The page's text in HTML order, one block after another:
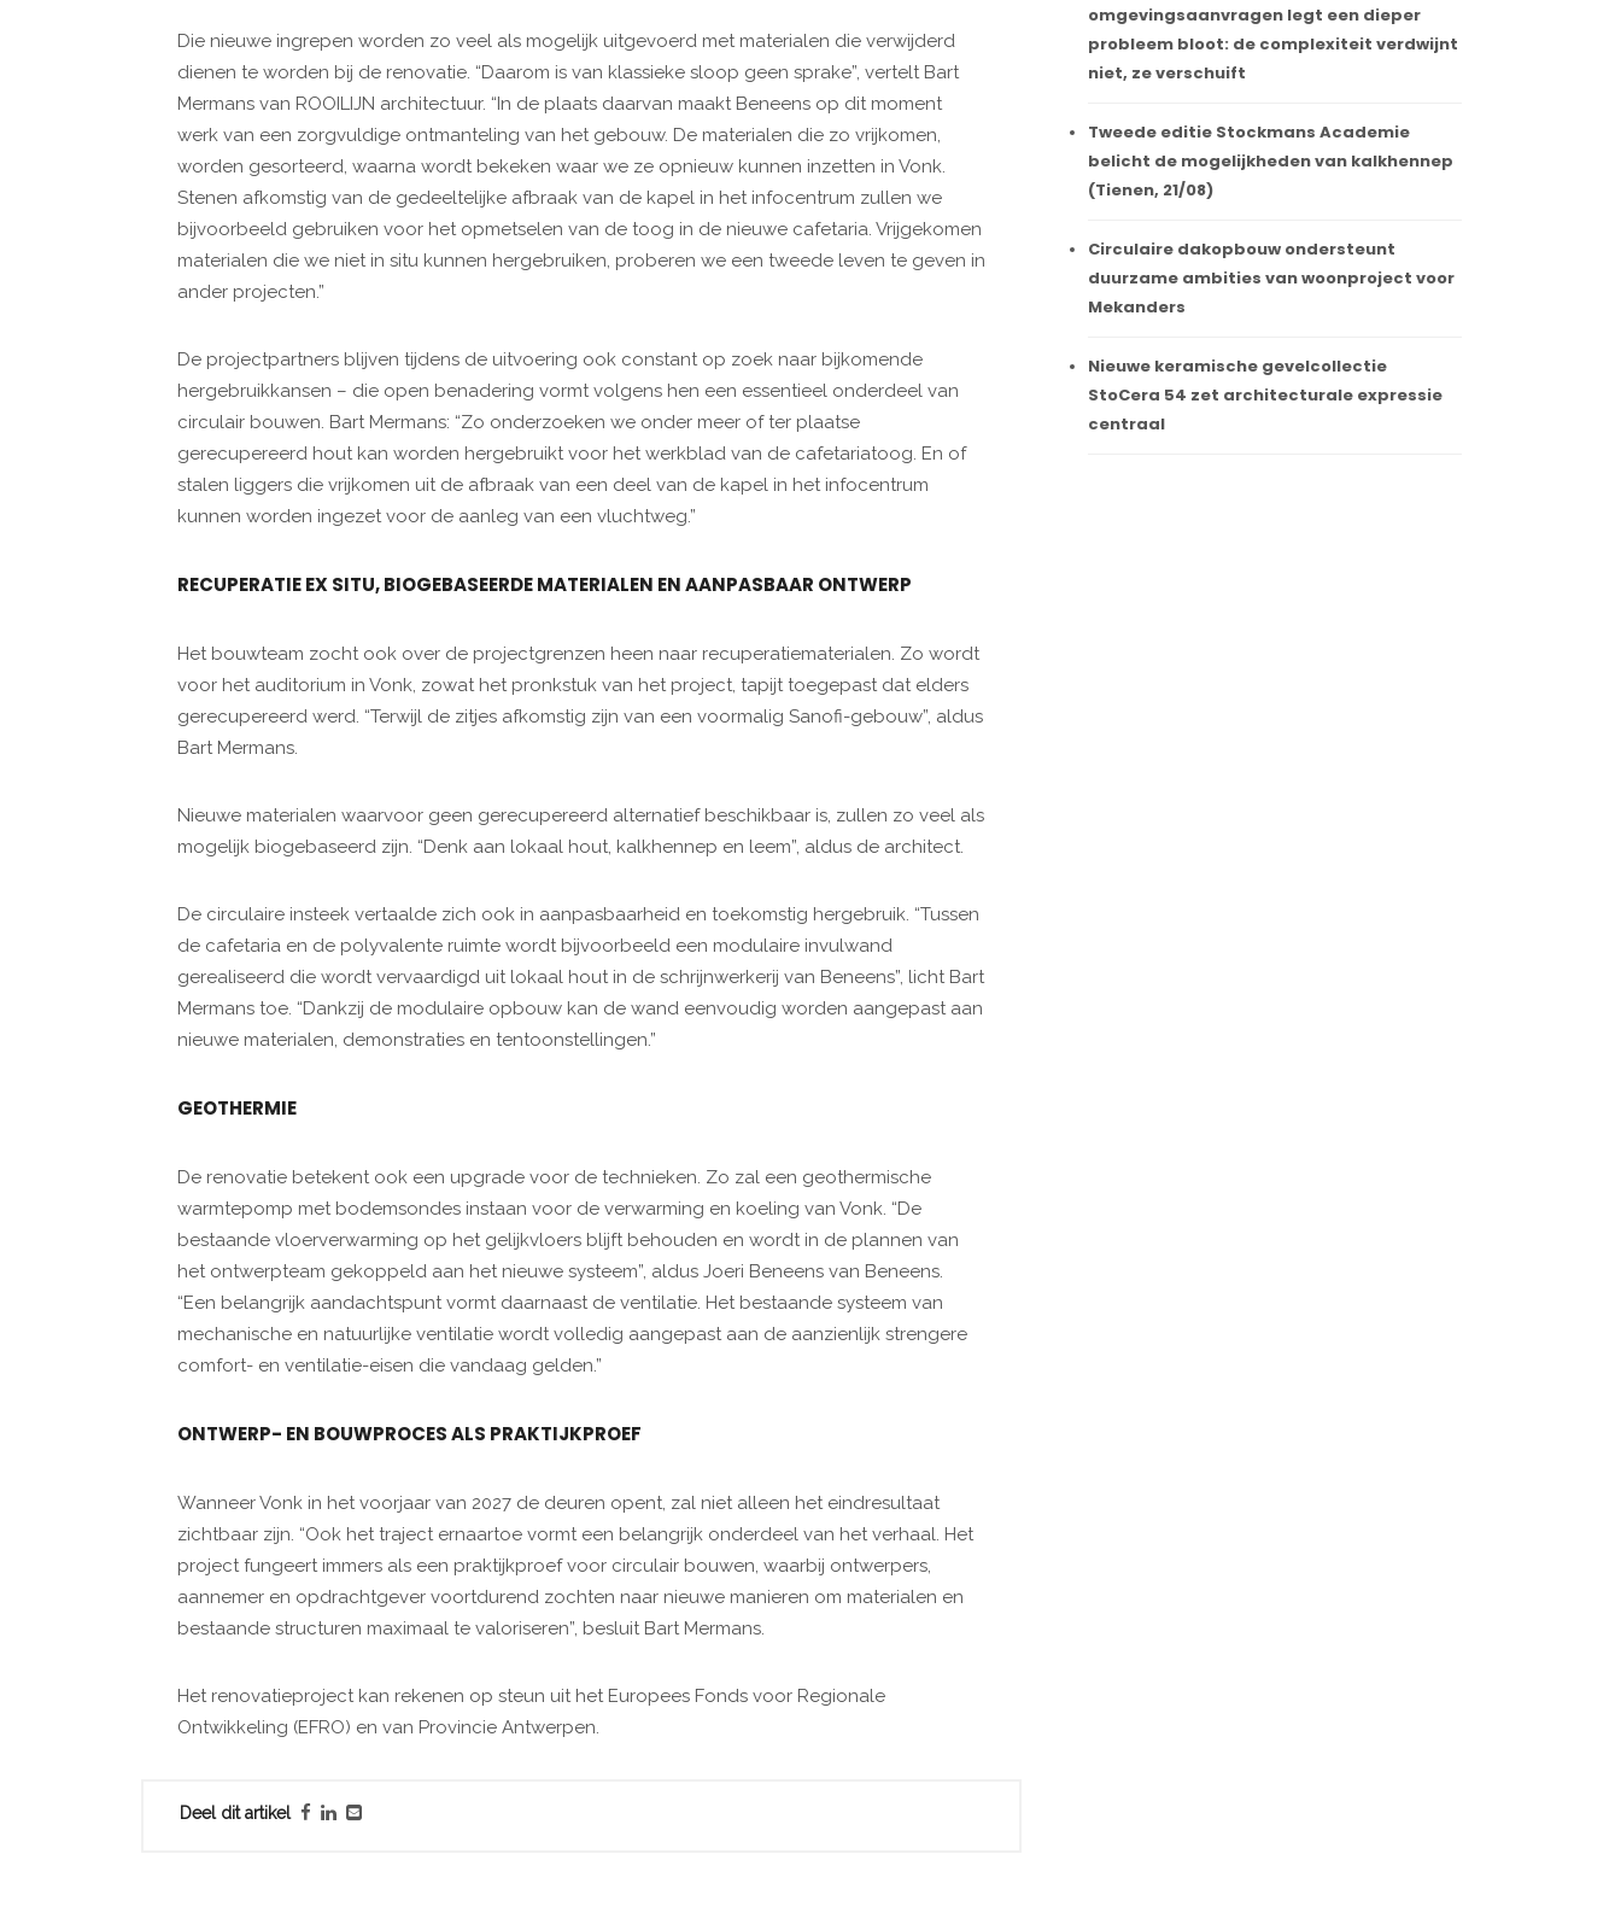
Die nieuwe ingrepen worden zo veel als mogelijk uitgevoerd met materialen die verwijderd
dienen te worden bij de renovatie. “Daarom is van klassieke sloop geen sprake”, vertelt Bart
Mermans van ROOILIJN architectuur. “In de plaats daarvan maakt Beneens op dit moment
werk van een zorgvuldige ontmanteling van het gebouw. De materialen die zo vrijkomen,
worden gesorteerd, waarna wordt bekeken waar we ze opnieuw kunnen inzetten in Vonk.
Stenen afkomstig van de gedeeltelijke afbraak van de kapel in het infocentrum zullen we
bijvoorbeeld gebruiken voor het opmetselen van de toog in de nieuwe cafetaria. Vrijgekomen
materialen die we niet in situ kunnen hergebruiken, proberen we een tweede leven te geven in
ander projecten.”
De projectpartners blijven tijdens de uitvoering ook constant op zoek naar bijkomende
hergebruikkansen – die open benadering vormt volgens hen een essentieel onderdeel van
circulair bouwen. Bart Mermans: “Zo onderzoeken we onder meer of ter plaatse
gerecupereerd hout kan worden hergebruikt voor het werkblad van de cafetariatoog. En of
stalen liggers die vrijkomen uit de afbraak van een deel van de kapel in het infocentrum
kunnen worden ingezet voor de aanleg van een vluchtweg.”
RECUPERATIE EX SITU, BIOGEBASEERDE MATERIALEN EN AANPASBAAR ONTWERP
Het bouwteam zocht ook over de projectgrenzen heen naar recuperatiematerialen. Zo wordt
voor het auditorium in Vonk, zowat het pronkstuk van het project, tapijt toegepast dat elders
gerecupereerd werd. “Terwijl de zitjes afkomstig zijn van een voormalig Sanofi-gebouw”, aldus
Bart Mermans.
Nieuwe materialen waarvoor geen gerecupereerd alternatief beschikbaar is, zullen zo veel als
mogelijk biogebaseerd zijn. “Denk aan lokaal hout, kalkhennep en leem”, aldus de architect.
De circulaire insteek vertaalde zich ook in aanpasbaarheid en toekomstig hergebruik. “Tussen
de cafetaria en de polyvalente ruimte wordt bijvoorbeeld een modulaire invulwand
gerealiseerd die wordt vervaardigd uit lokaal hout in de schrijnwerkerij van Beneens”, licht Bart
Mermans toe. “Dankzij de modulaire opbouw kan de wand eenvoudig worden aangepast aan
nieuwe materialen, demonstraties en tentoonstellingen.”
GEOTHERMIE
De renovatie betekent ook een upgrade voor de technieken. Zo zal een geothermische
warmtepomp met bodemsondes instaan voor de verwarming en koeling van Vonk. “De
bestaande vloerverwarming op het gelijkvloers blijft behouden en wordt in de plannen van
het ontwerpteam gekoppeld aan het nieuwe systeem”, aldus Joeri Beneens van Beneens.
“Een belangrijk aandachtspunt vormt daarnaast de ventilatie. Het bestaande systeem van
mechanische en natuurlijke ventilatie wordt volledig aangepast aan de aanzienlijk strengere
comfort- en ventilatie-eisen die vandaag gelden.”
ONTWERP- EN BOUWPROCES ALS PRAKTIJKPROEF
Wanneer Vonk in het voorjaar van 2027 de deuren opent, zal niet alleen het eindresultaat
zichtbaar zijn. “Ook het traject ernaartoe vormt een belangrijk onderdeel van het verhaal. Het
project fungeert immers als een praktijkproef voor circulair bouwen, waarbij ontwerpers,
aannemer en opdrachtgever voortdurend zochten naar nieuwe manieren om materialen en
bestaande structuren maximaal te valoriseren”, besluit Bart Mermans.
Het renovatieproject kan rekenen op steun uit het Europees Fonds voor Regionale
Ontwikkeling (EFRO) en van Provincie Antwerpen.
Deel dit artikel
omgevingsaanvragen legt een dieper
probleem bloot: de complexiteit verdwijnt
niet, ze verschuift
Tweede editie Stockmans Academie
belicht de mogelijkheden van kalkhennep
(Tienen, 21/08)
Circulaire dakopbouw ondersteunt
duurzame ambities van woonproject voor
Mekanders
Nieuwe keramische gevelcollectie
StoCera 54 zet architecturale expressie
centraal